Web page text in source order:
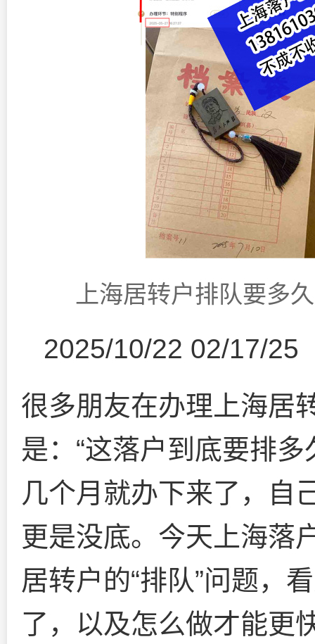
上海居转户排队要多
2025/10/22 02/17/25
很多朋友在办理上海居
是：“这落户到底要排
几个月就办下来了，自
更是没底。今天上海落
居转户的“排队”问题，
了，以及怎么做才能更